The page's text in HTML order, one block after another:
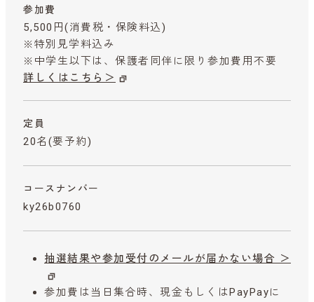
参加費
5,500円 (消費税・保険料込)
※特別見学料込み
※中学生以下は、保護者同伴に限り参加費用不要
詳しくはこちら＞
定員
20名(要予約)
コースナンバー
ky26b0760
抽選結果や参加受付のメールが届かない場合 ＞
参加費は当日集合時、現金もしくはPayPayに